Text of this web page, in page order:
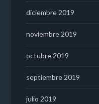
diciembre 2019
noviembre 2019
octubre 2019
septiembre 2019
julio 2019